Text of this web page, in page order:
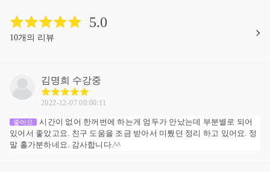
5.0
10개의 리뷰
김명희 수강중
2022-12-07 00:00:11
좋아요
시간이 없어 한꺼번에 하는게 엄두가 안났는데 부분별로 되어
있어서 좋았고요. 친구 도움을 조금 받아서 미뤘던 정리 하고 있어요. 정
말 홀가분하네요. 감사합니다.^^